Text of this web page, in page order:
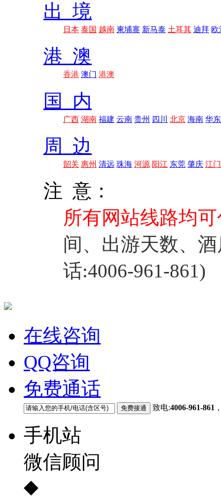
出 境
日本 泰国 越南 柬埔寨 新马泰 土耳其 迪拜 欧
港 澳
香港 澳门 港澳
国 内
广西 湖南 福建 云南 贵州 四川 北京 海南 华东
周 边
韶关 惠州 清远 珠海 河源 阳江 东莞 肇庆 江门
注 意：
所有网站线路均
间、出游天数、
话:4006-961-861)
在线咨询
QQ咨询
免费通话
致电:4006-961-861
手机站
微信顾问
◆